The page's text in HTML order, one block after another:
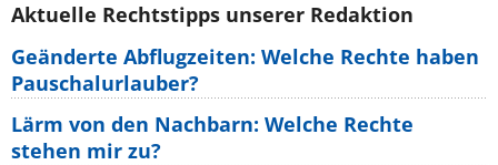
Aktuelle Rechtstipps unserer Redaktion
Geänderte Abflugzeiten: Welche Rechte haben
Pauschalurlauber?
Lärm von den Nachbarn: Welche Rechte
stehen mir zu?